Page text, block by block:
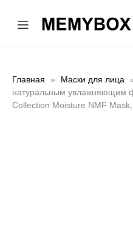
Главная Маски для лица
натуральным увлажняющим
Collection Moisture NMF